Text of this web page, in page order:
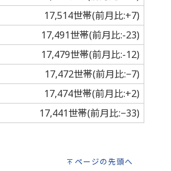
17,514世帯(前月比:+7)
17,491世帯(前月比:-23)
17,479世帯(前月比:-12)
17,472世帯(前月比:−7)
17,474世帯(前月比:+2)
17,441世帯(前月比:−33)
ページの先頭へ